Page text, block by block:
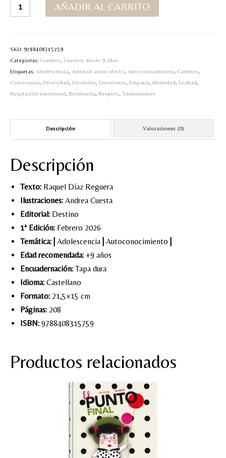
caos
El
primer
día
de
mi
AÑADIR AL CARRITO
SKU: 9788408315759
Categorías: Cuentos
Cuentos desde 9 años
Etiquetas: Adolescencia Amistad-amor-afecto Autoconocimiento Cambios
Convivencia
Diversidad Diversión Emociones Empatía Identidad Lealtad
Regulación emocional
Resiliencia Respeto Sentimientos
Descripción Valoraciones (0)
Descripción
Texto: Raquel Díaz Reguera
Ilustraciones: Andrea Cuesta
Editorial: Destino
1ª Edición: Febrero 2026
Temática: Adolescencia Autoconocimiento
Edad recomendada: +9 años
Encuadernación: Tapa dura
Idioma: Castellano
Formato: 21,5×15 cm
Páginas: 208
ISBN: 9788408315759
Productos relacionados